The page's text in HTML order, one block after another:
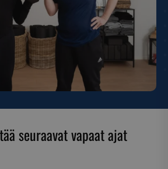
seuraavat vapaat ajat